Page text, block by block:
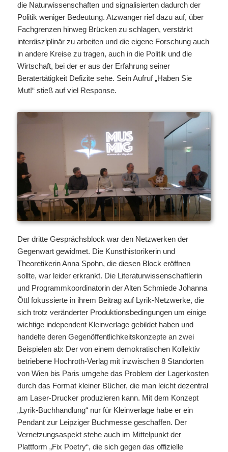
die Naturwissenschaften und signalisierten dadurch der
Politik weniger Bedeutung. Atzwanger rief dazu auf, über
Fachgrenzen hinweg Brücken zu schlagen, verstärkt
interdisziplinär zu arbeiten und die eigene Forschung auch
in andere Kreise zu tragen, auch in die Politik und die
Wirtschaft, bei der er aus der Erfahrung seiner
Beratertätigkeit Defizite sehe. Sein Aufruf „Haben Sie
Mut!“ stieß auf viel Response.
Der dritte Gesprächsblock war den Netzwerken der
Gegenwart gewidmet. Die Kunsthistorikerin und
Theoretikerin Anna Spohn, die diesen Block eröffnen
sollte, war leider erkrankt. Die Literaturwissenschaftlerin
und Programmkoordinatorin der Alten Schmiede Johanna
Öttl fokussierte in ihrem Beitrag auf Lyrik-Netzwerke, die
sich trotz veränderter Produktionsbedingungen um einige
wichtige independent Kleinverlage gebildet haben und
handelte deren Gegenöffentlichkeitskonzepte an zwei
Beispielen ab: Der von einem demokratischen Kollektiv
betriebene Hochroth-Verlag mit inzwischen 8 Standorten
von Wien bis Paris umgehe das Problem der Lagerkosten
durch das Format kleiner Bücher, die man leicht dezentral
am Laser-Drucker produzieren kann. Mit dem Konzept
„Lyrik-Buchhandlung“ nur für Kleinverlage habe er ein
Pendant zur Leipziger Buchmesse geschaffen. Der
Vernetzungsaspekt stehe auch im Mittelpunkt der
Plattform „Fix Poetry“, die sich gegen das offizielle